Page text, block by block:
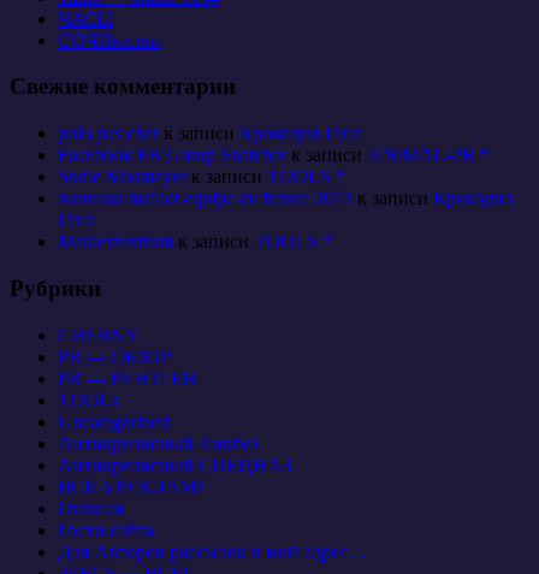
ЧАСЫ
СОЧИнялки
Свежие комментарии
polo pas cherк записи Крокодил Гена
Facebook FB Group Snatcherк записи ANIMAL-PR *
Sudie Mosmeyerк записи TOOLS *
nouveau maillot equipe de france 2013 к записи Крокодил
Гена
Maklerzentrum к записи TOOLS *
Рубрики
CHERNY
PR — ОБЗОР
PR — РЕНТГЕН
TOOLs
Uncategorized
Антикризисный Ликбез
Антикризисный СПЕЦНАЗ
ВСЁ о РЕКЛАМЕ
Главная
Гости сайта
Для Авторов рассылок в мой адрес…